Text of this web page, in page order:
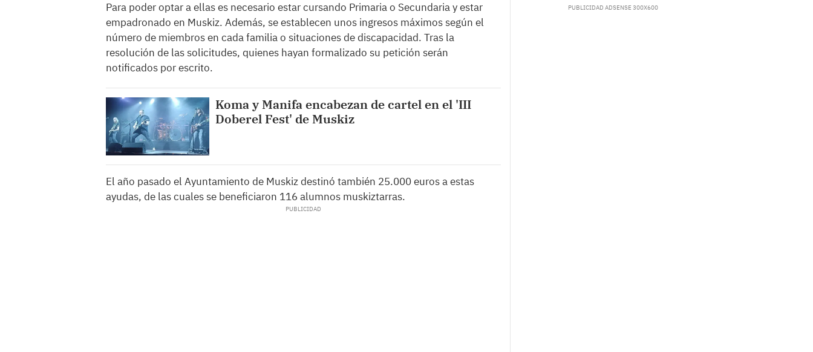
Para poder optar a ellas es necesario estar cursando Primaria o Secundaria y estar
empadronado en Muskiz. Además, se establecen unos ingresos máximos según el
número de miembros en cada familia o situaciones de discapacidad. Tras la
resolución de las solicitudes, quienes hayan formalizado su petición serán
notificados por escrito.
Koma y Manifa encabezan de cartel en el 'III
Doberel Fest' de Muskiz
El año pasado el Ayuntamiento de Muskiz destinó también 25.000 euros a estas
ayudas, de las cuales se beneficiaron 116 alumnos muskiztarras.